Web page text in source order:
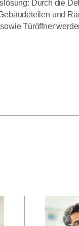
Durch die
und
Türöffner